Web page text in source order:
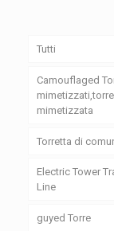
Tutti
Camouflaged
mimetizzata
Torretta di
Electric Tower
Line
guyed Torre